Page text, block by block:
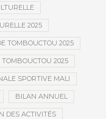
2025
TOMBOUCTOU 2025
2025
SPORTIVE MALI
BILAN ANNUEL
DES ACTIVITÉS